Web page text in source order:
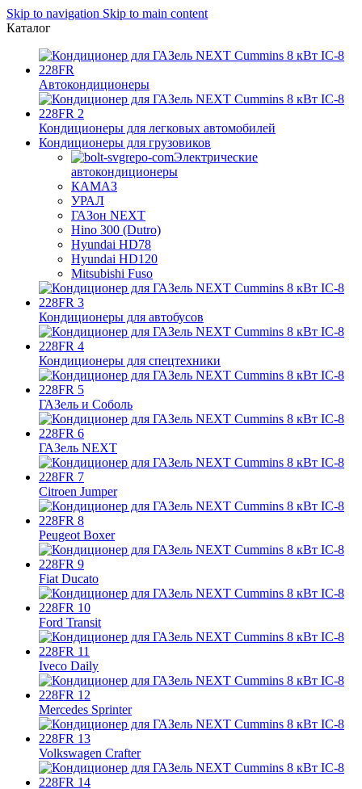
Skip to navigation Skip to main content
Каталог
Автокондиционеры
Кондиционеры для легковых автомобилей
Кондиционеры для грузовиков
Электрические
автокондиционеры
КАМАЗ
УРАЛ
ГАЗон NEXT
Hino 300 (Dutro)
Hyundai HD78
Hyundai HD120
Mitsubishi Fuso
Кондиционеры для автобусов
Кондиционеры для спецтехники
ГАЗель и Соболь
ГАЗель NEXT
Citroen Jumper
Peugeot Boxer
Fiat Ducato
Ford Transit
Iveco Daily
Mercedes Sprinter
Volkswagen Crafter